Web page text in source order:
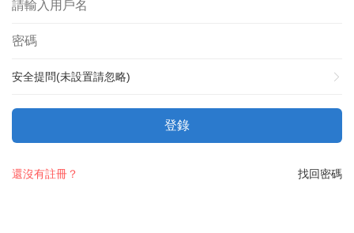
安全提問(未設置請忽略)
登錄
找回密碼
還沒有註冊？